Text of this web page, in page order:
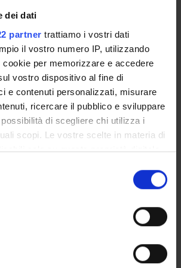
dei dati
partner trattiamo i vostri dati
il vostro numero IP, utilizzando
per memorizzare e accedere
vostro dispositivo al fine di
e contenuti personalizzati, misurare
ricercare il pubblico e sviluppare
di scegliere chi utilizza i
scopi. Le vostre scelte in materia di
solo su questa proprietà digitale
il proprio consenso in qualsiasi
sui cookie o facendo clic
informazioni sulla tua posizione
CLINICA
LEZIONI 1° SEMESTRE
Academic staff
Antonella Lama
DELLA RELAZIONE